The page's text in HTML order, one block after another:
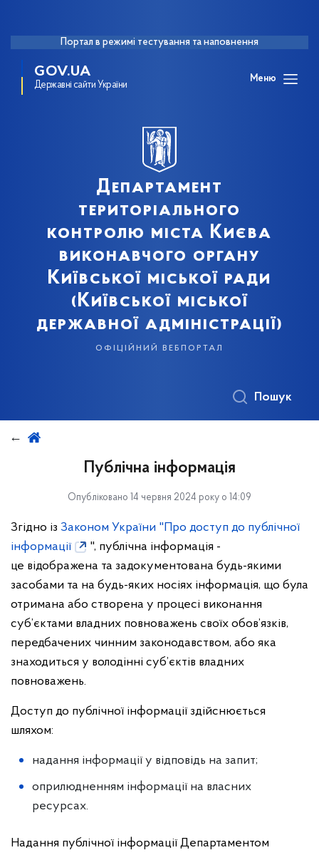
Портал в режимі тестування та наповнення
GOV.UA
Державні сайти України
Меню
Департамент
територіального
контролю міста Києва
виконавчого органу
Київської міської ради
(Київської міської
державної адміністрації)
офіційний вебпортал
Пошук
Публічна інформація
Опубліковано 14 червня 2024 року о 14:09
Згідно із Законом України "Про доступ до публічної
інформації
", публічна інформація -
це відображена та задокументована будь-якими
засобами та на будь-яких носіях інформація, що була
отримана або створена у процесі виконання
суб’єктами владних повноважень своїх обов’язків,
передбачених чинним законодавством, або яка
знаходиться у володінні суб’єктів владних
повноважень.
Доступ до публічної інформації здійснюється
шляхом:
надання інформації у відповідь на запит;
оприлюдненням інформації на власних
ресурсах.
Надання публічної інформації Департаментом